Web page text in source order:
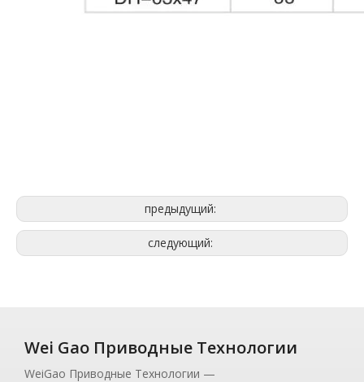
предыдущий:
следующий:
Wei Gao Приводные Технологии
WeiGao Приводные Технологии —